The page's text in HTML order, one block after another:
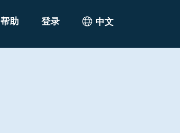
帮助 登录 Select Language
中文